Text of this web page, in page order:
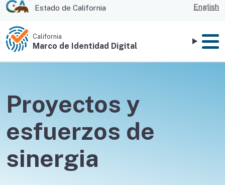
Content
CA.gov website
Estado de California English
California
Marco de Identidad Digital
Proyectos y
esfuerzos de
sinergia